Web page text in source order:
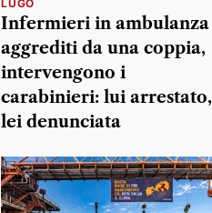
LUGO
Infermieri in ambulanza
aggrediti da una coppia,
intervengono i
carabinieri: lui arrestato,
lei denunciata